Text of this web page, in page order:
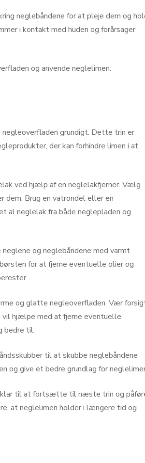
neglebåndene for at pleje dem og
i kontakt med huden og forårsager
og anvende neglelimen.
grundigt. Dette trin er
der kan forhindre limen i at
ved hjælp af en neglelakfjerner. Vælg
dem. Brug en vatrondel eller en
al neglelak fra både neglepladen og
og neglebåndene med varmt
for at fjerne eventuelle olier og
og glatte negleoverfladen. Vær
vil hjælpe med at fjerne eventuelle
bedre til.
til at skubbe neglebåndene
og give et bedre grundlag for
klar til at fortsætte til næste trin og
at neglelimen holder i længere tid og